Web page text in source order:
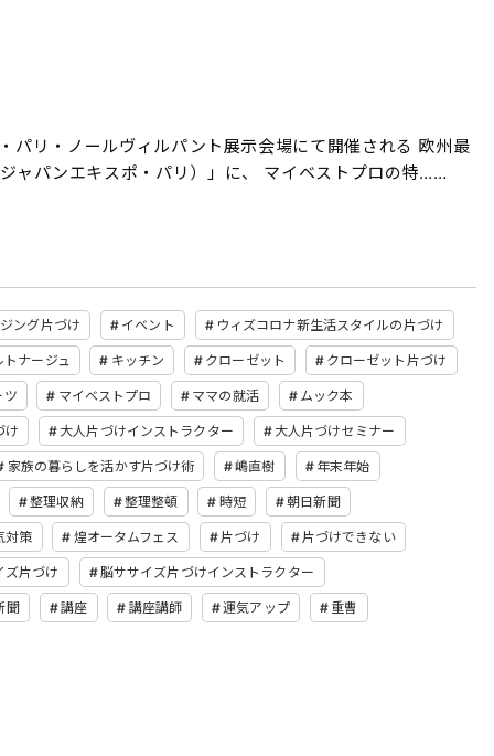
リ・ノールヴィルパント展示会場にて開催される 欧州最
ャパンエキスポ・パリ）」に、 マイベストプロの特……
ング片づけ イベント ウィズコロナ新生活スタイルの片づけ
トナージュ キッチン クローゼット クローゼット片づけ
ツ マイベストプロ ママの就活 ムック本
け 大人片づけインストラクター 大人片づけセミナー
家族の暮らしを活かす片づけ術 嶋直樹 年末年始
整理収納 整理整頓 時短 朝日新聞
対策 煌オータムフェス 片づけ 片づけできない
ズ片づけ 脳ササイズ片づけインストラクター
聞 講座 講座講師 運気アップ 重曹